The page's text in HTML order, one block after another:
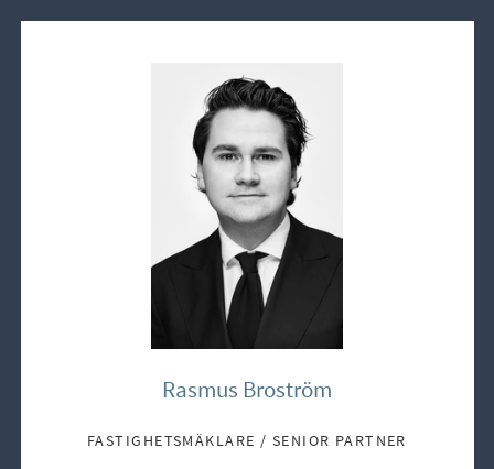
Rasmus Broström
FASTIGHETSMÄKLARE / SENIOR PARTNER